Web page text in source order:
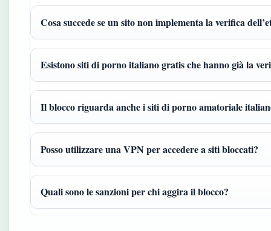
Cosa succede se un sito non implementa la verifica
Esistono siti di porno italiano gratis che hanno già la
Il blocco riguarda anche i siti di porno amatoriale
Posso utilizzare una VPN per accedere a siti bloccati?
Quali sono le sanzioni per chi aggira il blocco?